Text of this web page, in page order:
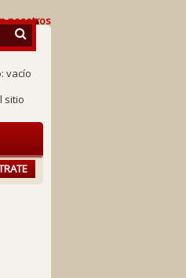
nosotros
vacío
sitio